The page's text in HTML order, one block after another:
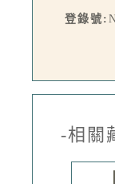
登錄號:
-相關